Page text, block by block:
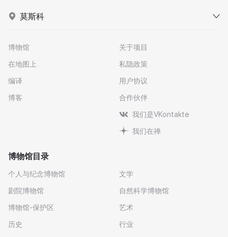
莫斯科
博物馆
在地图上
编译
博客
关于项目
私隐政策
用户协议
合作伙伴
我们是VKontakte
我们在禅
博物馆目录
个人与纪念博物馆
剧院博物馆
博物馆-保护区
历史
文学
自然科学博物馆
艺术
行业